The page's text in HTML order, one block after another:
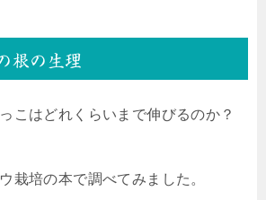
根の生理
こはどれくらいまで伸びるのか？
栽培の本で調べてみました。